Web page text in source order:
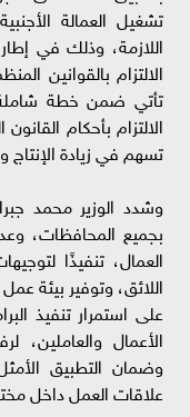
تشغيل العمالة
اللازمة، وذلك في
الالتزام بالقوانين
تأتي ضمن خطة
الالتزام بأحكام
تسهم في زيادة الإنتاج
وشدد الوزير محمد
بجميع المحافظات،
العمال، تنفيذًا
اللائق، وتوفير بيئة
على استمرار تنفيذ
الأعمال والعاملين،
وضمان التطبيق
علاقات العمل داخل